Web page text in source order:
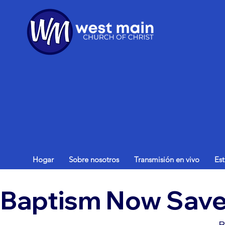
Hogar Sobre nosotros Transmisión en vivo
Baptism Now